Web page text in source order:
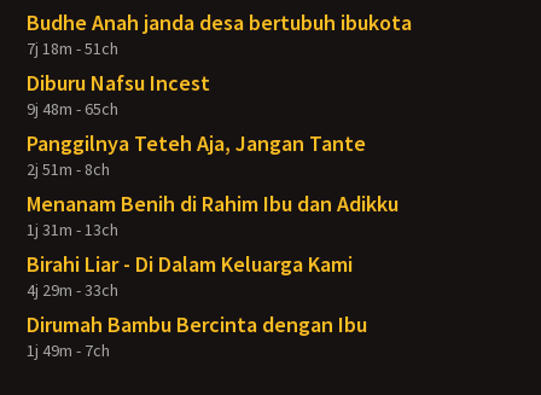
Budhe Anah janda desa bertubuh ibukota
7j 18m - 51ch
Diburu Nafsu Incest
9j 48m - 65ch
Panggilnya Teteh Aja, Jangan Tante
2j 51m - 8ch
Menanam Benih di Rahim Ibu dan Adikku
1j 31m - 13ch
Birahi Liar - Di Dalam Keluarga Kami
4j 29m - 33ch
Dirumah Bambu Bercinta dengan Ibu
1j 49m - 7ch